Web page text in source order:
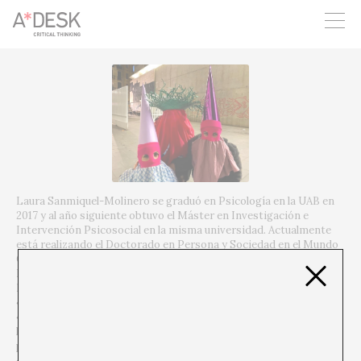
crees también en A*DESK seguimos necesitándote para poder
seguir adelante. Ahora puedes participar del proyecto y
apoyarlo.
Laura Sanmiquel-Molinero se graduó en Psicología en la UAB en
2017 y al año siguiente obtuvo el Máster en Investigación e
Intervención Psicosocial en la misma universidad. Actualmente
está realizando el Doctorado en Persona y Sociedad en el Mundo
Contemporáneo en la UAB con una beca para la Formación del
Profesorado Universitario del Ministerio de Educación, Cultura y
Deporte. Su investigación problematiza los procesos de
«transición» que envuelven el advenimiento de una
«discapacidad» desde la perspectiva de los Estudios Críticos de
la Discapacidad interseccionales. También ha participado en los
proyectos financiados sobre discapacidad llamados